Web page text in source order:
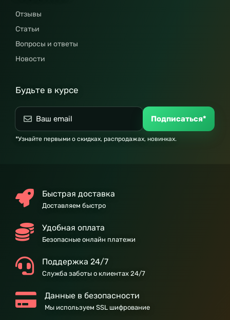
Отзывы
Статьи
Вопросы и ответы
Новости
Будьте в курсе
Подписаться*
*Узнайте первыми о скидках, распродажах, новинках.
Быстрая доставка
Доставляем быстро
Удобная оплата
Безопасные онлайн платежи
Поддержка 24/7
Служба заботы о клиентах 24/7
Данные в безопасности
Мы используем SSL шифрование